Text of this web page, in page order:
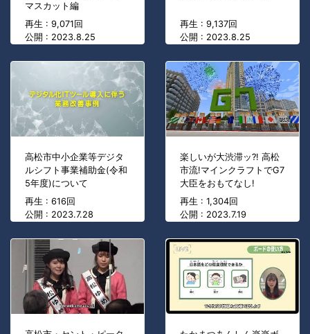
マスカット編
再生 : 9,071回
公開 : 2023.8.25
再生 : 9,137回
公開 : 2023.8.25
高松市中小企業等デジタ
ルシフト事業補助金(令和
5年度)について
再生 : 616回
公開 : 2023.7.28
楽しいが大渋滞ッ?! 高松
市流!マインクラフトでG7
大臣をおもてなし!
再生 : 1,304回
公開 : 2023.7.19